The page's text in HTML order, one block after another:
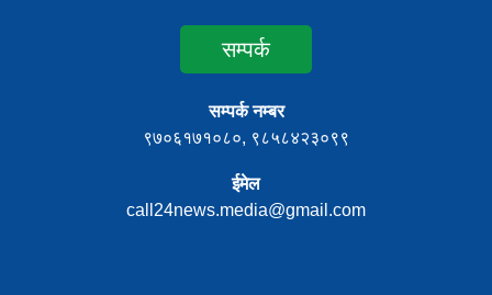
सम्पर्क
सम्पर्क नम्बर
९७०६१७१०८०, ९८५८४२३०९९
ईमेल
call24news.media@gmail.com